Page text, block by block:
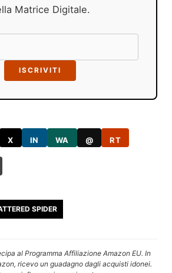
Matrice Digitale.
ISCRIVITI
X IN WA @ RT
SPIDER
al Programma Affiliazione Amazon EU. In
ricevo un guadagno dagli acquisti idonei.